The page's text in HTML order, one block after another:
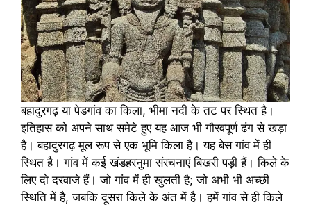
बहादुरगढ़ या पेडगांव का किला, भीमा नदी के तट पर स्थित है।
इतिहास को अपने साथ समेटे हुए यह आज भी गौरवपूर्ण ढंग से खड़ा
है। बहादुरगढ़ मूल रूप से एक भूमि किला है। यह बेस गांव में ही
स्थित है। गांव में कई खंडहरनुमा संरचनाएं बिखरी पड़ी हैं। किले के
लिए दो दरवाजे हैं। जो गांव में ही खुलती है; जो अभी भी अच्छी
स्थिति में है, जबकि दूसरा किले के अंत में है। हमें गांव से ही किले